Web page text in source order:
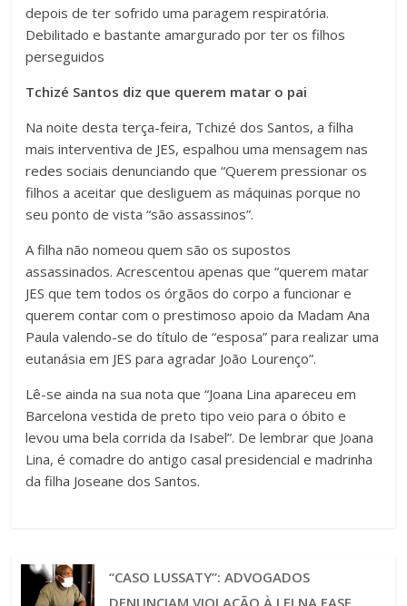
depois de ter sofrido uma paragem respiratória.
Debilitado e bastante amargurado por ter os filhos
perseguidos
Tchizé Santos diz que querem matar o pai
Na noite desta terça-feira, Tchizé dos Santos, a filha
mais interventiva de JES, espalhou uma mensagem nas
redes sociais denunciando que “Querem pressionar os
filhos a aceitar que desliguem as máquinas porque no
seu ponto de vista “são assassinos”.
A filha não nomeou quem são os supostos
assassinados. Acrescentou apenas que “querem matar
JES que tem todos os órgãos do corpo a funcionar e
querem contar com o prestimoso apoio da Madam Ana
Paula valendo-se do título de “esposa” para realizar uma
eutanásia em JES para agradar João Lourenço”.
Lê-se ainda na sua nota que “Joana Lina apareceu em
Barcelona vestida de preto tipo veio para o óbito e
levou uma bela corrida da Isabel”. De lembrar que Joana
Lina, é comadre do antigo casal presidencial e madrinha
da filha Joseane dos Santos.
“CASO LUSSATY”: ADVOGADOS